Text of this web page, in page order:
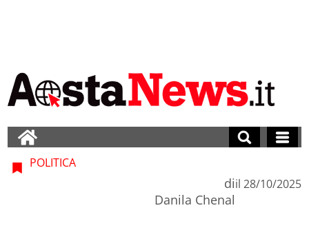
POLITICA
di
Danila Chenal
il 28/10/2025